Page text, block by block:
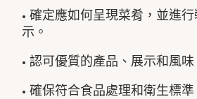
• 確定應如何呈現菜肴，並進
示。
• 認可優質的產品、展示和風味
• 確保符合食品處理和衛生標準